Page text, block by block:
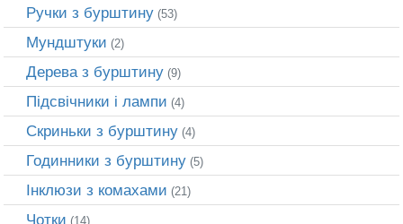
Ручки з бурштину (53)
Мундштуки (2)
Дерева з бурштину (9)
Підсвічники і лампи (4)
Скриньки з бурштину (4)
Годинники з бурштину (5)
Інклюзи з комахами (21)
Чотки (14)